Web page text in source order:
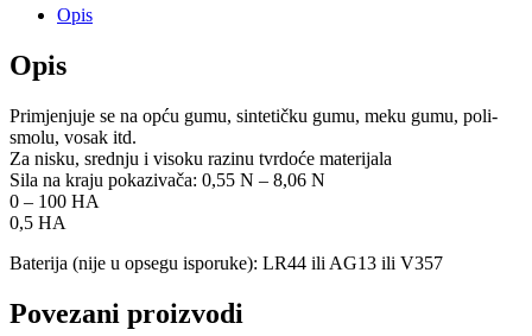
4011
količina
Opis
Opis
Primjenjuje se na opću gumu, sintetičku gumu, meku gumu, poli-
smolu, vosak itd.
Za nisku, srednju i visoku razinu tvrdoće materijala
Sila na kraju pokazivača: 0,55 N – 8,06 N
0 – 100 HA
0,5 HA
Baterija (nije u opsegu isporuke): LR44 ili AG13 ili V357
Povezani proizvodi